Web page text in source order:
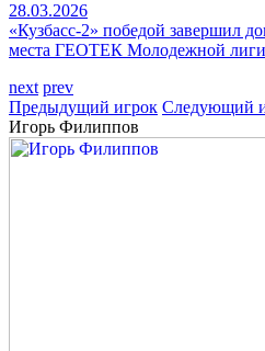
28.03.2026
«Кузбасс-2» победой завершил
места ГЕОТЕК Молодежной лиги
next prev
Предыдущий игрок Следующий
Игорь Филиппов